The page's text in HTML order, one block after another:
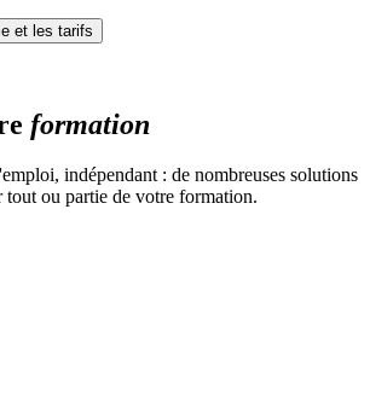
et les tarifs
formation
indépendant : de nombreuses solutions
tout ou partie de votre formation.